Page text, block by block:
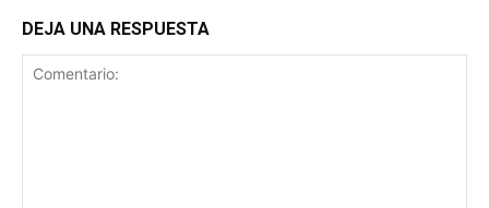
DEJA UNA RESPUESTA